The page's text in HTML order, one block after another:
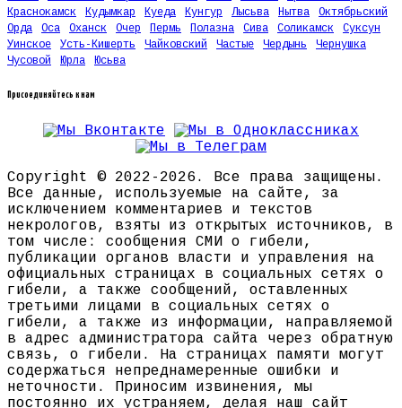
Краснокамск
Кудымкар Куеда Кунгур Лысьва Нытва
Октябрьский
Орда
Оса Оханск Очер Пермь Полазна Сива Соликамск
Суксун
Уинское
Усть-Кишерть Чайковский Частые Чердынь
Чернушка
Чусовой
Юрла Юсьва
Присоединяйтесь к нам
Copyright © 2022-2026. Все права защищены.
Все данные, используемые на сайте, за
исключением комментариев и текстов
некрологов, взяты из открытых источников, в
том числе: сообщения СМИ о гибели,
публикации органов власти и управления на
официальных страницах в социальных сетях о
гибели, а также сообщений, оставленных
третьими лицами в социальных сетях о
гибели, а также из информации, направляемой
в адрес администратора сайта через обратную
связь, о гибели. На страницах памяти могут
содержаться непреднамеренные ошибки и
неточности. Приносим извинения, мы
постоянно их устраняем, делая наш сайт